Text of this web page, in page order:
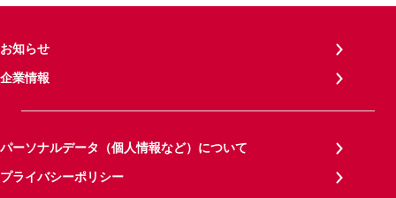
お知らせ
企業情報
パーソナルデータ（個人情報など）について
プライバシーポリシー